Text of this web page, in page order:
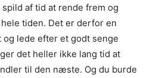
af tid at rende frem og
tiden. Det er derfor en
lede efter et godt senge
det heller ikke lang tid at
til den næste. Og du burde